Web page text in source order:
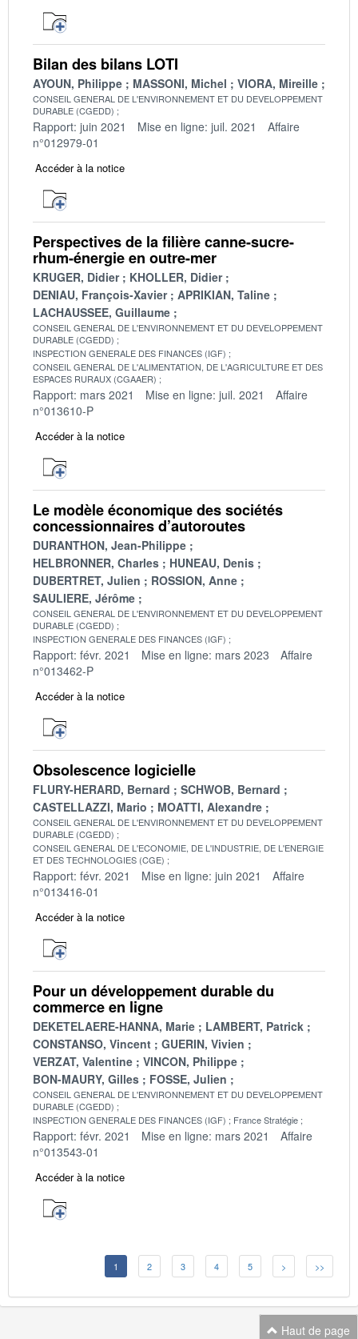
Bilan des bilans LOTI
AYOUN, Philippe MASSONI, Michel VIORA, Mireille
CONSEIL GENERAL DE L'ENVIRONNEMENT ET DU DEVELOPPEMENT
DURABLE (CGEDD)
Rapport: juin 2021 Mise en ligne: juil. 2021
Affaire
n°012979-01
Accéder à la notice
Perspectives de la filière canne-sucre-
rhum-énergie en outre-mer
KRUGER, Didier
KHOLLER, Didier
DENIAU, François-Xavier
APRIKIAN, Taline
LACHAUSSEE, Guillaume
CONSEIL GENERAL DE L'ENVIRONNEMENT ET DU DEVELOPPEMENT
DURABLE (CGEDD)
INSPECTION GENERALE DES FINANCES (IGF)
CONSEIL GENERAL DE L'ALIMENTATION, DE L'AGRICULTURE ET DES
ESPACES RURAUX (CGAAER)
Rapport: mars 2021 Mise en ligne: juil. 2021
Affaire
n°013610-P
Accéder à la notice
Le modèle économique des sociétés
concessionnaires d’autoroutes
DURANTHON, Jean-Philippe
HELBRONNER, Charles
HUNEAU, Denis
DUBERTRET, Julien
ROSSION, Anne
SAULIERE, Jérôme
CONSEIL GENERAL DE L'ENVIRONNEMENT ET DU DEVELOPPEMENT
DURABLE (CGEDD)
INSPECTION GENERALE DES FINANCES (IGF)
Rapport: févr. 2021 Mise en ligne: mars 2023
Affaire
n°013462-P
Accéder à la notice
Obsolescence logicielle
FLURY-HERARD, Bernard
SCHWOB, Bernard
CASTELLAZZI, Mario
MOATTI, Alexandre
CONSEIL GENERAL DE L'ENVIRONNEMENT ET DU DEVELOPPEMENT
DURABLE (CGEDD)
CONSEIL GENERAL DE L'ECONOMIE, DE L'INDUSTRIE, DE L'ENERGIE
ET DES TECHNOLOGIES (CGE)
Rapport: févr. 2021 Mise en ligne: juin 2021
Affaire
n°013416-01
Accéder à la notice
Pour un développement durable du
commerce en ligne
DEKETELAERE-HANNA, Marie
LAMBERT, Patrick
CONSTANSO, Vincent
GUERIN, Vivien
VERZAT, Valentine
VINCON, Philippe
BON-MAURY, Gilles
FOSSE, Julien
CONSEIL GENERAL DE L'ENVIRONNEMENT ET DU DEVELOPPEMENT
DURABLE (CGEDD)
INSPECTION GENERALE DES FINANCES (IGF)
France Stratégie
Rapport: févr. 2021 Mise en ligne: mars 2021
Affaire
n°013543-01
Accéder à la notice
1 2 3 4 5 > >>
Haut de page